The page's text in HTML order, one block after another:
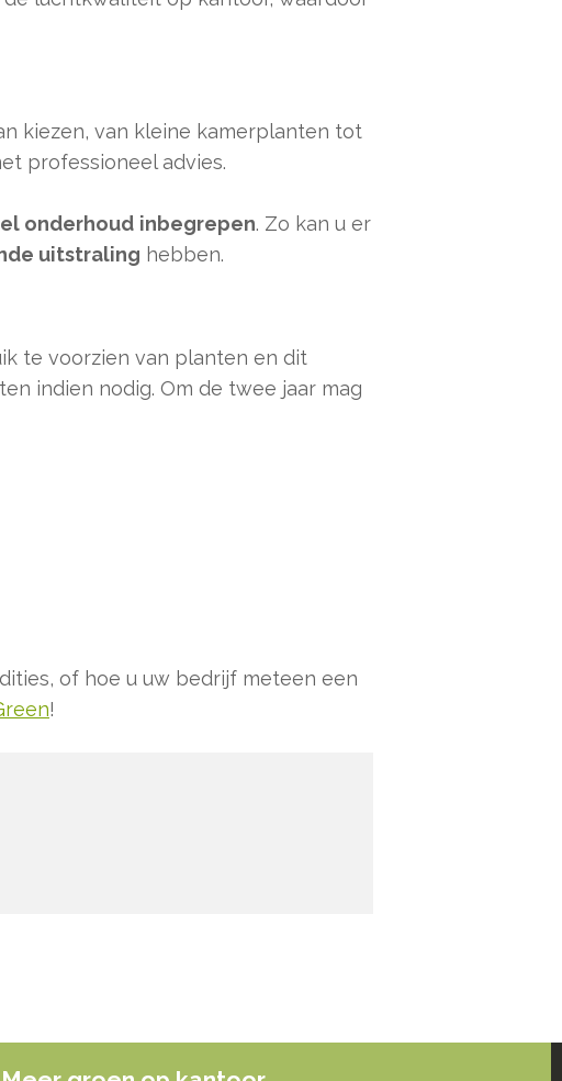
kiezen, van kleine kamerplanten tot
professioneel advies.
onderhoud inbegrepen. Zo kan u er
uitstraling hebben.
te voorzien van planten en dit
indien nodig. Om de twee jaar mag
of hoe u uw bedrijf meteen een
!